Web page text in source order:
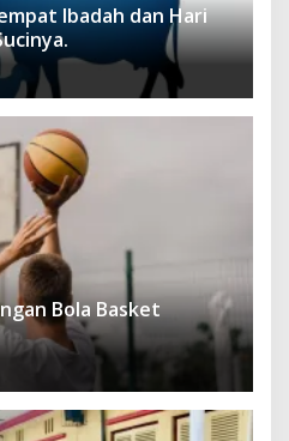
Ibadah dan Hari
Bola Basket